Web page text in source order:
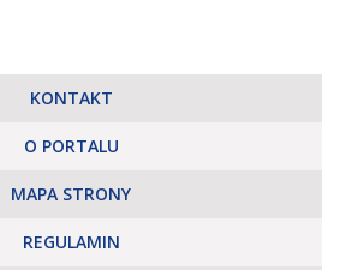
KONTAKT
O PORTALU
MAPA STRONY
REGULAMIN